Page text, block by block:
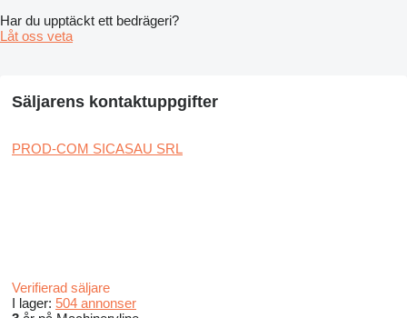
Har du upptäckt ett bedrägeri?
Låt oss veta
Säljarens kontaktuppgifter
PROD-COM SICASAU SRL
Verifierad säljare
I lager: 504 annonser